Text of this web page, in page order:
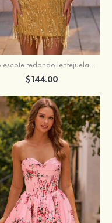
Tubo escote redondo lentejuelas corto vestido para homecoming
$144.00